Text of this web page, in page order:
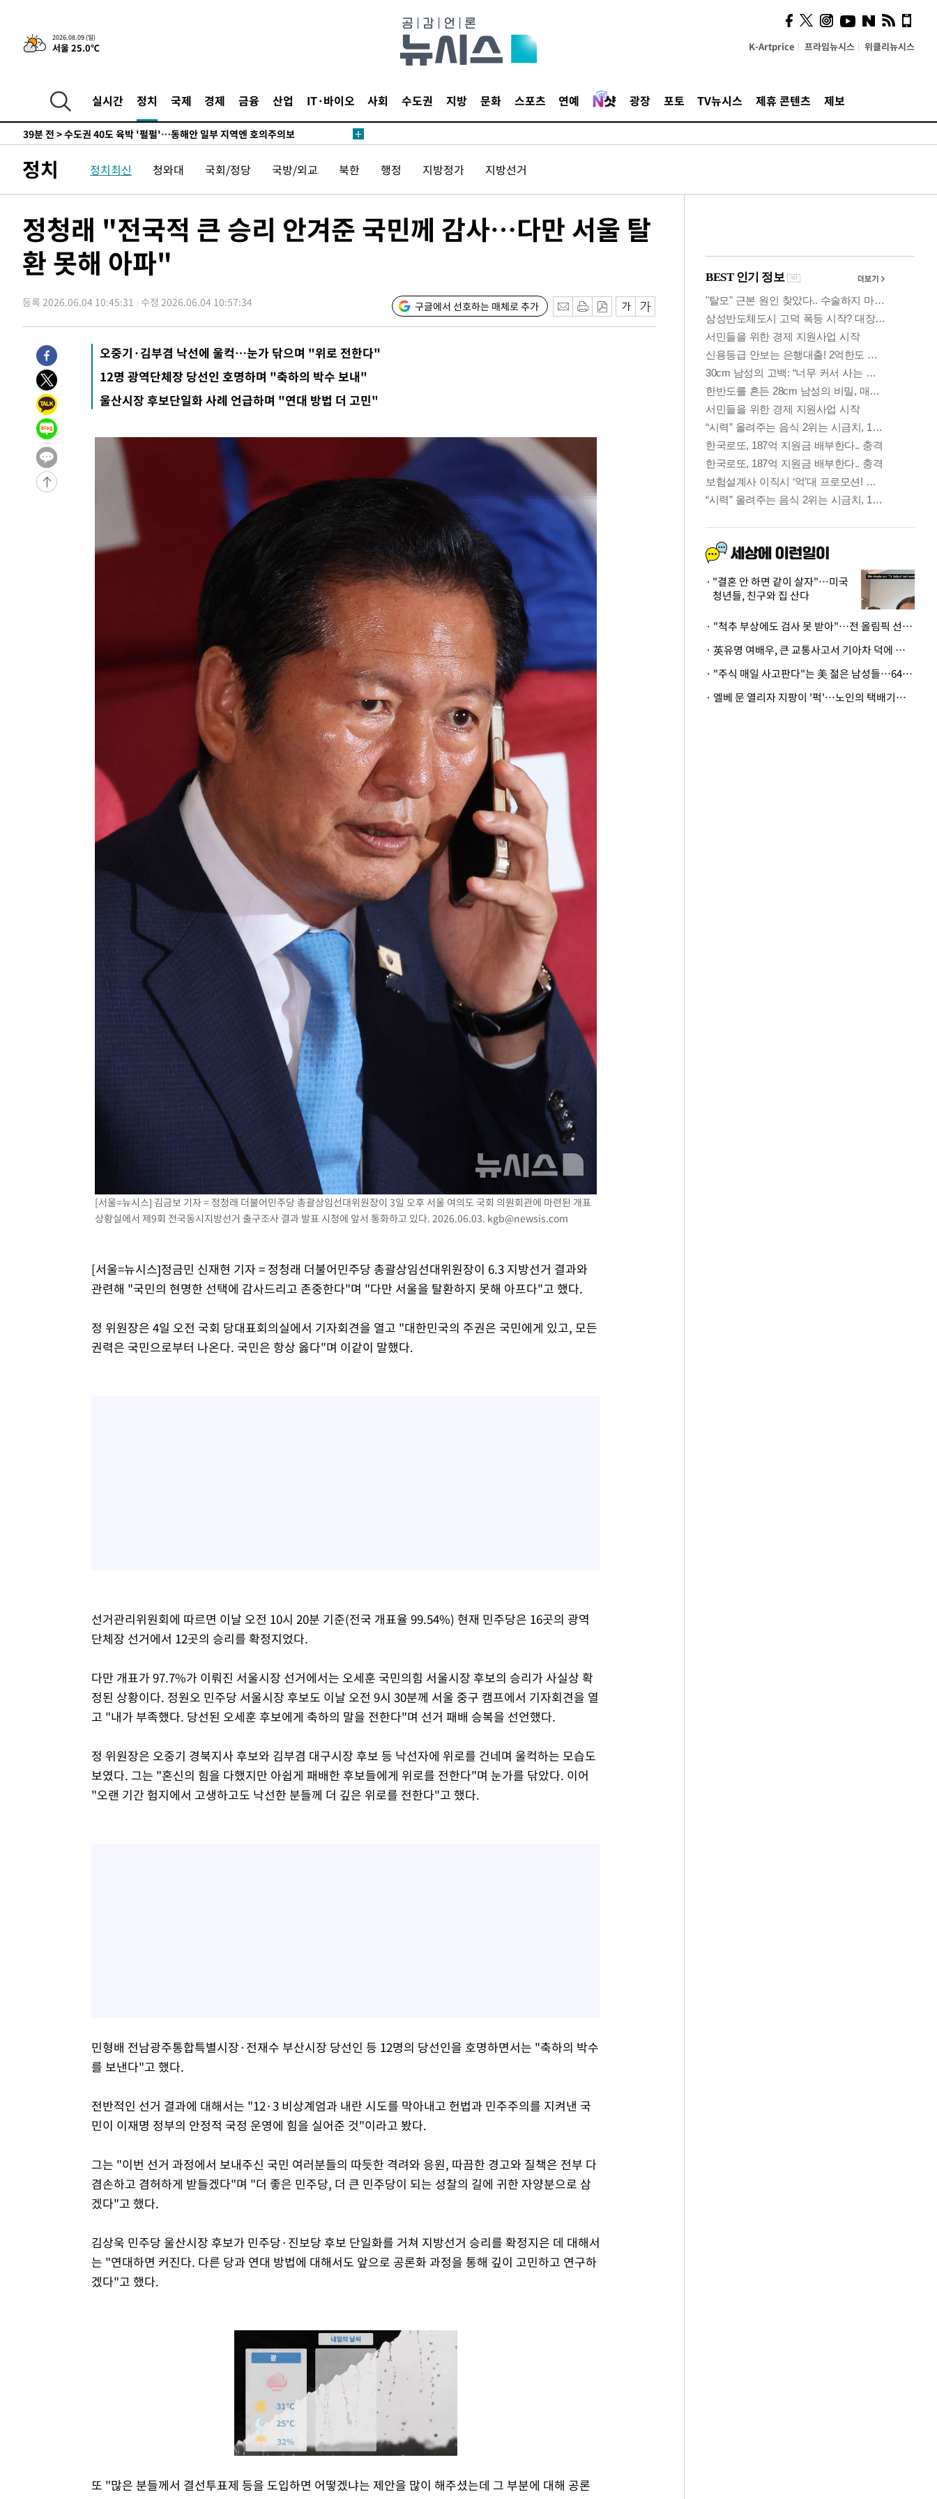
2026.08.09 (일)
서울 25.0℃ K-Artprice 프라임뉴시스 위클리뉴시스
실시간 정치 국제 경제 금융 산업 IT·바이오 사회 수도권 지방 문화 스포츠 연예 광장 포토 TV뉴시스 제휴 콘텐츠 제보
래 44.56%
-5337초 전 >[속보]與 대표 경선 제주·인천 당원투표…金 47.75%·鄭 42.08%·
宋 10.17%
-4871초 전 >이강인 "아틀레티코 이적 기뻐…등번호 7번 의미보단 팀 위해 뛸 것"
23분 전 >낮 최고 35도 '무더위'…동해안 시간당 30㎜ '강한 비'[내일날씨]
[속보]이강인 "감독님이 원하는 마음 느꼈고, 많은 트로피 원해 아틀레티
코 이적"
39분 전 >수도권 40도 육박 '펄펄'…동해안 일부 지역엔 호의주의보
2시간 전 >
강릉에 시간당 81.4㎜ 물폭탄…도로 잠기고 담벼락 붕괴
3시간 전 >백운산서 80년근 천종산삼 9뿌리 발견…감정가 1.3억원
5시간 전 >남자 농구, 나고야 아시안게임서 '홈팀' 일본과 한일전
5시간 전 >여수 오동도 해상서 모터보트 전복…1명 사망·1명 실종
6시간 전 >극한폭염 한풀 꺾이지만…'낮 최고 35도' 무더위, 열대야 계속[다음주
7시간 전 >[속보]'압수수색·성접대 논란' 축구협회 "실망과 걱정 안겨드려 죄송"
10시간 전 >'최고 37도' 폭염 지속…강원동해안 최대 150㎜ 비
12시간 전 >
[속보]뉴욕증시 상승 마감…S&P 0.6% 나스닥 1.3%↑
-15075초 전 >
이란 "호르무즈 재개방 합의 근접…美 배상 선행돼야"
-6122초 전 >
민수·김용 순
-6075초 전 >
[속보]김민석, 與 전대 당원투표 누적 득표율 45.42%로 1위… 정청
래 44.56%
-5357초 전 >
宋 10.17%
-4891초 전 >
이강인 "아틀레티코 이적 기뻐…등번호 7번 의미보단 팀 위해 뛸 것"
-4826초 전 >
[속보]與 당대표 경선, 제주·인천 권리당원 투표 김민석 승리
23분 전 >
낮 최고 35도 '무더위'…동해안 시간당 30㎜ '강한 비'[내일날씨]
[속보]이강인 "감독님이 원하는 마음 느꼈고, 많은 트로피 원해 아틀레티
수도권 40도 육박 '펄펄'…동해안 일부 지역엔 호의주의보
온열질환 사망자 3명 늘어…누적 환자 3000명 돌파
강릉에 시간당 81.4㎜ 물폭탄…도로 잠기고 담벼락 붕괴
백운산서 80년근 천종산삼 9뿌리 발견…감정가 1.3억원
선재도서 해루질 나섰다 실종 60대, 닷새 만에 숨진 채 발견
여수 오동도 해상서 모터보트 전복…1명 사망·1명 실종
극한폭염 한풀 꺾이지만…'낮 최고 35도' 무더위, 열대야 계속[다음주
축구협회 "압수수색·성접대 논란 사과…쇄신의 기회로 삼겠다"
[속보]'압수수색·성접대 논란' 축구협회 "실망과 걱정 안겨드려 죄송"
'최고 37도' 폭염 지속…강원동해안 최대 150㎜ 비
[속보]뉴욕증시 상승 마감…S&P 0.6% 나스닥 1.3%↑
정치 정치최신 청와대 국회/정당 국방/외교 북한 행정 지방정가 지방선거
정청래 "전국적 큰 승리 안겨준 국민께 감사…다만 서울 탈
환 못해 아파"
등록 2026.06.04 10:45:31 수정 2026.06.04 10:57:34 구글에서 선호하는 매체로 추가
오중기·김부겸 낙선에 울컥…눈가 닦으며 "위로 전한다"
12명 광역단체장 당선인 호명하며 "축하의 박수 보내"
울산시장 후보단일화 사례 언급하며 "연대 방법 더 고민"
[서울=뉴시스] 김금보 기자 = 정청래 더불어민주당 총괄상임선대위원장이 3일 오후 서울 여의도 국회 의원회관에 마련된 개표
상황실에서 제9회 전국동시지방선거 출구조사 결과 발표 시청에 앞서 통화하고 있다. 2026.06.03. kgb@newsis.com
[서울=뉴시스]정금민 신재현 기자 = 정청래 더불어민주당 총괄상임선대위원장이 6.3 지방선거 결과와
관련해 "국민의 현명한 선택에 감사드리고 존중한다"며 "다만 서울을 탈환하지 못해 아프다"고 했다.
정 위원장은 4일 오전 국회 당대표회의실에서 기자회견을 열고 "대한민국의 주권은 국민에게 있고, 모든
권력은 국민으로부터 나온다. 국민은 항상 옳다"며 이같이 말했다.
선거관리위원회에 따르면 이날 오전 10시 20분 기준(전국 개표율 99.54%) 현재 민주당은 16곳의 광역
단체장 선거에서 12곳의 승리를 확정지었다.
다만 개표가 97.7%가 이뤄진 서울시장 선거에서는 오세훈 국민의힘 서울시장 후보의 승리가 사실상 확
정된 상황이다. 정원오 민주당 서울시장 후보도 이날 오전 9시 30분께 서울 중구 캠프에서 기자회견을 열
고 "내가 부족했다. 당선된 오세훈 후보에게 축하의 말을 전한다"며 선거 패배 승복을 선언했다.
정 위원장은 오중기 경북지사 후보와 김부겸 대구시장 후보 등 낙선자에 위로를 건네며 울컥하는 모습도
보였다. 그는 "혼신의 힘을 다했지만 아쉽게 패배한 후보들에게 위로를 전한다"며 눈가를 닦았다. 이어
"오랜 기간 험지에서 고생하고도 낙선한 분들께 더 깊은 위로를 전한다"고 했다.
민형배 전남광주통합특별시장·전재수 부산시장 당선인 등 12명의 당선인을 호명하면서는 "축하의 박수
를 보낸다"고 했다.
전반적인 선거 결과에 대해서는 "12·3 비상계엄과 내란 시도를 막아내고 헌법과 민주주의를 지켜낸 국
민이 이재명 정부의 안정적 국정 운영에 힘을 실어준 것"이라고 봤다.
그는 "이번 선거 과정에서 보내주신 국민 여러분들의 따듯한 격려와 응원, 따끔한 경고와 질책은 전부 다
겸손하고 겸허하게 받들겠다"며 "더 좋은 민주당, 더 큰 민주당이 되는 성찰의 길에 귀한 자양분으로 삼
겠다"고 했다.
김상욱 민주당 울산시장 후보가 민주당·진보당 후보 단일화를 거쳐 지방선거 승리를 확정지은 데 대해서
는 "연대하면 커진다. 다른 당과 연대 방법에 대해서도 앞으로 공론화 과정을 통해 깊이 고민하고 연구하
겠다"고 했다.
또 "많은 분들께서 결선투표제 등을 도입하면 어떻겠냐는 제안을 많이 해주셨는데 그 부분에 대해 공론
사이 해답 찾았죠"…알을
깨고 나온 '초자아'
"결혼 안 하면 같이 살자"…미국
청년들, 친구와 집 산다
· "척추 부상에도 검사 못 받아"…전 올림픽 선수, 美봅슬레이협회 상대 소송
· 英유명 여배우, 큰 교통사고서 기아차 덕에 살았다
· "주식 매일 사고판다"는 美 젊은 남성들…64%가 "나는 인생의 패배자“
· 엘베 문 열리자 지팡이 '퍽'…노인의 택배기사 폭행 이유